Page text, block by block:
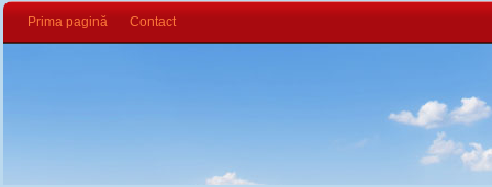
Prima pagină Contact